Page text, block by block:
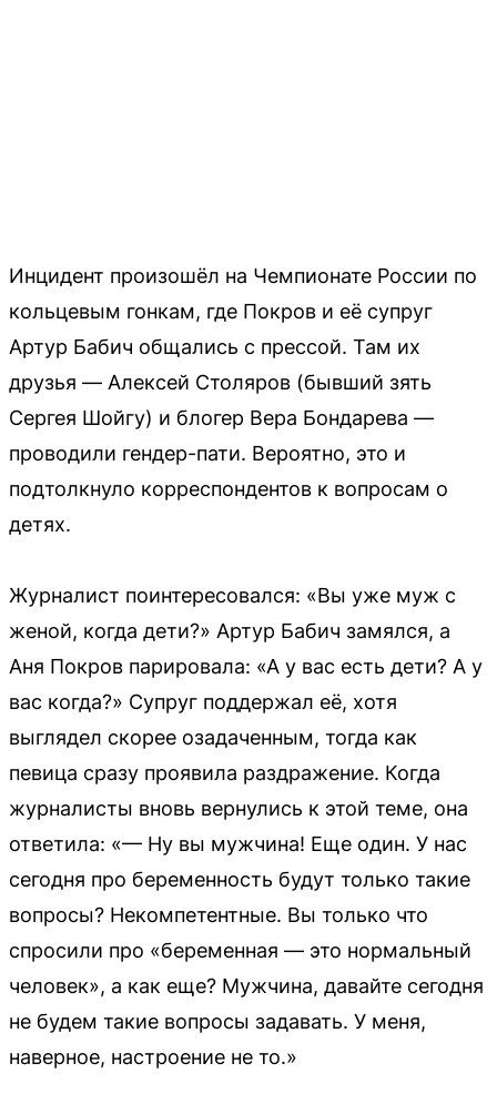
Инцидент произошёл на Чемпионате России по
кольцевым гонкам, где Покров и её супруг
Артур Бабич общались с прессой. Там их
друзья — Алексей Столяров (бывший зять
Сергея Шойгу) и блогер Вера Бондарева —
проводили гендер-пати. Вероятно, это и
подтолкнуло корреспондентов к вопросам о
детях.
Журналист поинтересовался: «Вы уже муж с
женой, когда дети?» Артур Бабич замялся, а
Аня Покров парировала: «А у вас есть дети? А у
вас когда?» Супруг поддержал её, хотя
выглядел скорее озадаченным, тогда как
певица сразу проявила раздражение. Когда
журналисты вновь вернулись к этой теме, она
ответила: «— Ну вы мужчина! Еще один. У нас
сегодня про беременность будут только такие
вопросы? Некомпетентные. Вы только что
спросили про «беременная — это нормальный
человек», а как еще? Мужчина, давайте сегодня
не будем такие вопросы задавать. У меня,
наверное, настроение не то.»